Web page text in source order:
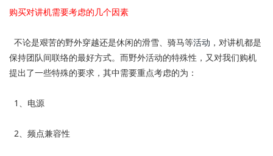
购买对讲机需要考虑的几个因素
不论是艰苦的野外穿越还是休闲的滑雪、骑马等活动 ，对讲机都是
保持团队间联络的最好方式。而野外活动的特殊性，又对我们购机
提出了一些特殊的要求，其中需要重点考虑的为：
1、电源
2、频点兼容性